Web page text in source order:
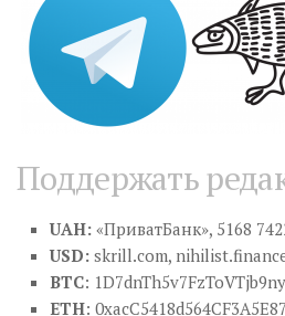
Поддержать
UAH: «ПриватБанк», 5168
USD: skrill.com,
BTC:
ETH: